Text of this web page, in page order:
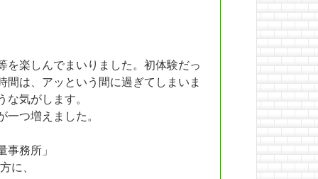
を楽しんでまいりました。初体験だっ
は、アッという間に過ぎてしまいま
気がします。
つ増えました。
務所」
に、